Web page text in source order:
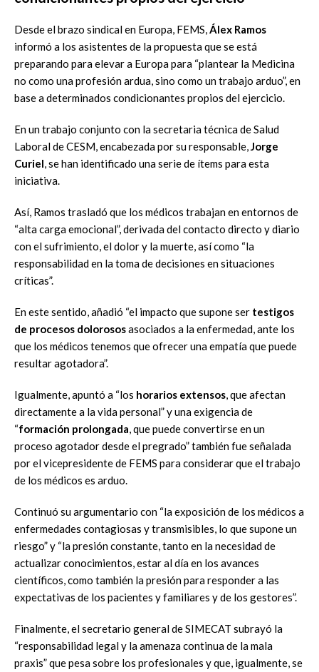
Desde el brazo sindical en Europa, FEMS,Álex Ramos
informó a los asistentes de la propuesta que se está
preparando para elevar a Europa para “plantear la Medicina
no como una profesión ardua, sino como un trabajo arduo”, en
base a determinados condicionantes propios del ejercicio.
En un trabajo conjunto con la secretaria técnica de Salud
Laboral de CESM, encabezada por su responsable,Jorge
Curiel, se han identificado una serie de ítems para esta
iniciativa.
Así, Ramos trasladó que los médicos trabajan en entornos de
“alta carga emocional”, derivada del contacto directo y diario
con el sufrimiento, el dolor y la muerte, así como “la
responsabilidad en la toma de decisiones en situaciones
críticas”.
En este sentido, añadió “el impacto que supone ser testigos
de procesos dolorososasociados a la enfermedad, ante los
que los médicos tenemos que ofrecer una empatía que puede
resultar agotadora”.
Igualmente, apuntó a “los horarios extensos, que afectan
directamente a la vida personal” y una exigencia de
“formación prolongada, que puede convertirse en un
proceso agotador desde el pregrado” también fue señalada
por el vicepresidente de FEMS para considerar que el trabajo
de los médicos es arduo.
Continuó su argumentario con “la exposición de los médicos a
enfermedades contagiosas y transmisibles, lo que supone un
riesgo” y “la presión constante, tanto en la necesidad de
actualizar conocimientos, estar al día en los avances
científicos, como también la presión para responder a las
expectativas de los pacientes y familiares y de los gestores”.
Finalmente, el secretario general de SIMECAT subrayó la
“responsabilidad legal y la amenaza continua de la mala
praxis” que pesa sobre los profesionales y que, igualmente, se